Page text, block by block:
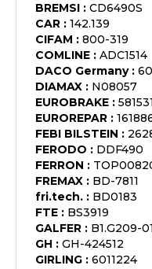
BREMSI : CD6490S
CAR : 142.139
CIFAM : 800-319
COMLINE : ADC1514
DACO Germany:
DIAMAX : N08057
EUROBRAKE :
EUROREPAR :
FEBI BILSTEIN :
FERODO : DDF490
FERRON :
FREMAX : BD-7811
fri.tech. : BD0183
FTE : BS3919
GALFER : B1.G209-
GH : GH-424512
GIRLING : 6011224